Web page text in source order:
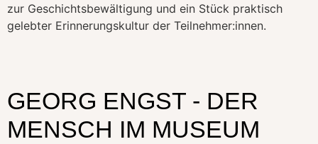
zur Geschichtsbewältigung und ein Stück praktisch
gelebter Erinnerungskultur der Teilnehmer:innen.
GEORG ENGST - DER
MENSCH IM MUSEUM